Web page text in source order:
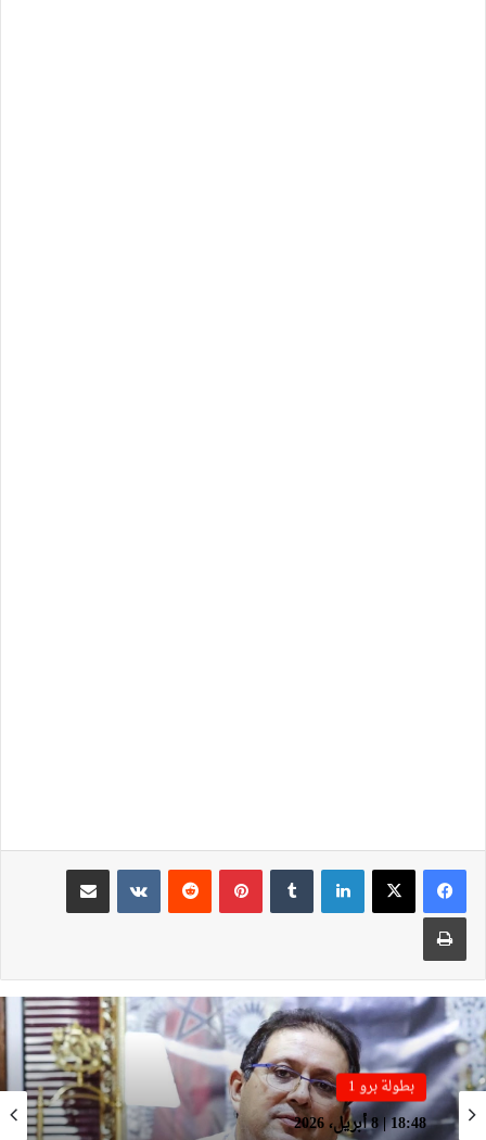
لينكدإن بينتيريست
مشاركة عبر البريد
طباعة
بطولة برو 1
بطولة برو 1